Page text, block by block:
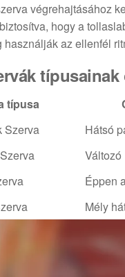
végrehajtásához
hogy a
használják az ellenfél
típusa
Szerva
Hátsó
Változó
Éppen
Mély